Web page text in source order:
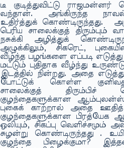
டீ குடித்துவிட்டு ராஜமன்னர்
வந்தான். அங்கிருந்த
உதிர்த்துக் கொண்டிருந்தது.
பெரிய சாலைக்குத்
நசுக்கி அழித்துக்
அழுக்கிலும், சிகரெட்,
வீழ்ந்த பழங்களை எப்படி
மட்டும் புதிதாக வீழ்ந்து
இடத்தில் நின்றது. அதை
போட்டுக் கொள்ள
சாலைக்குத் திரும்பிச்
குழந்தைகளுக்கான
புகைக் காற்றால் அதை ஊதித்
குழந்தைகளுக்கான பிரத்யேக
ஒலியும், சிகப்பு
சுழன்று கொண்டிருந்தது .
குழந்தை பிழைக்குமா?